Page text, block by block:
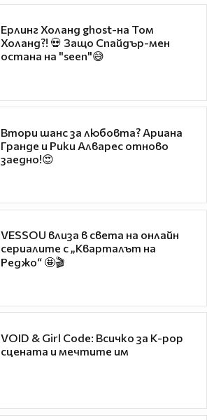
Ерлинг Холанд ghost-на Том
Холанд?! 💀 Защо Спайдър-мен
остана на "seen"😅
Втори шанс за любовта? Ариана
Гранде и Рики Алварес отново
заедно!😍
VESSOU влиза в света на онлайн
сериалите с „Кварталът на
Реджо“ 🤩🎬
VOID & Girl Code: Всичко за K-pop
сцената и мечтите им